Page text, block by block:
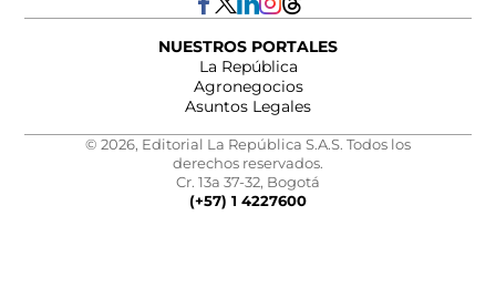
NUESTROS PORTALES
La República
Agronegocios
Asuntos Legales
© 2026, Editorial La República S.A.S. Todos los
derechos reservados.
Cr. 13a 37-32, Bogotá
(+57) 1 4227600